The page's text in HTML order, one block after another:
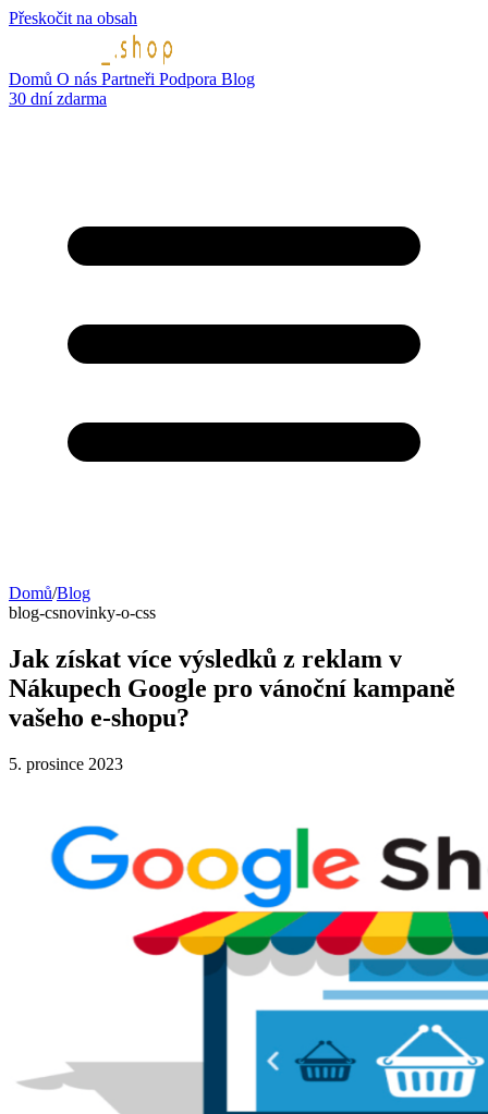
Přeskočit na obsah
Domů O nás Partneři Podpora Blog
30 dní zdarma
Domů/Blog
blog-csnovinky-o-css
Jak získat více výsledků z reklam v
Nákupech Google pro vánoční kampaně
vašeho e-shopu?
5. prosince 2023